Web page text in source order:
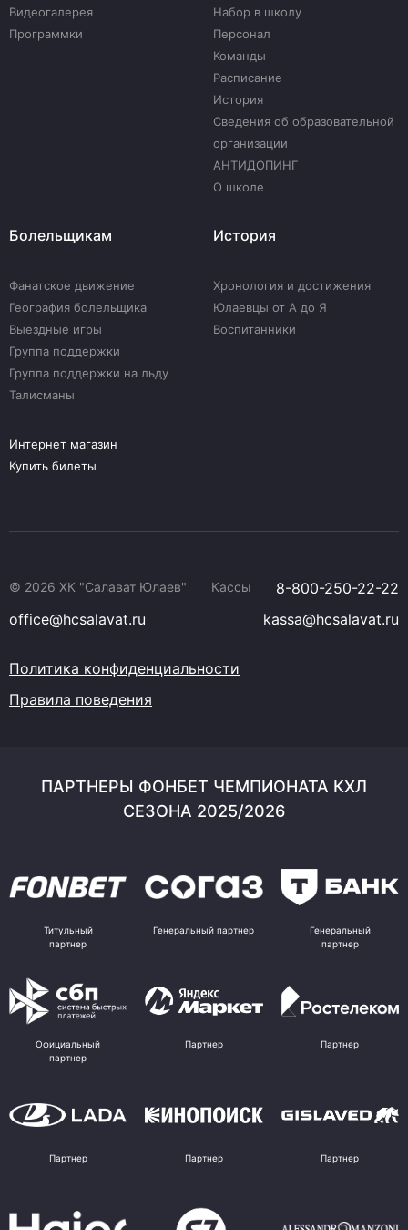
Видеогалерея
Программки
Набор в школу
Персонал
Команды
Расписание
История
Сведения об образовательной
организации
АНТИДОПИНГ
О школе
Болельщикам
Фанатское движение
География болельщика
Выездные игры
Группа поддержки
Группа поддержки на льду
Талисманы
История
Хронология и достижения
Юлаевцы от А до Я
Воспитанники
Интернет магазин
Купить билеты
© 2026 ХК "Салават Юлаев" Кассы
8-800-250-22-22
office@hcsalavat.ru
kassa@hcsalavat.ru
Политика конфиденциальности
Правила поведения
ПАРТНЕРЫ ФОНБЕТ ЧЕМПИОНАТА КХЛ
СЕЗОНА 2025/2026
Титульный
партнер
Генеральный партнер
Генеральный
партнер
Официальный
партнер
Партнер Партнер
Партнер Партнер Партнер